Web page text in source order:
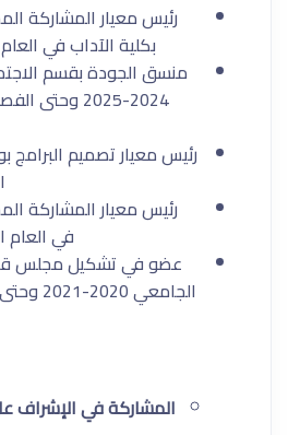
رئيس معيار المشاركة
بكلية الآداب في العام
منسق الجودة بقسم
2024-2025
رئيس معيار تصميم
رئيس معيار المشاركة
في العام
عضو في تشكيل مجلس
المشاركةفي الإشراف